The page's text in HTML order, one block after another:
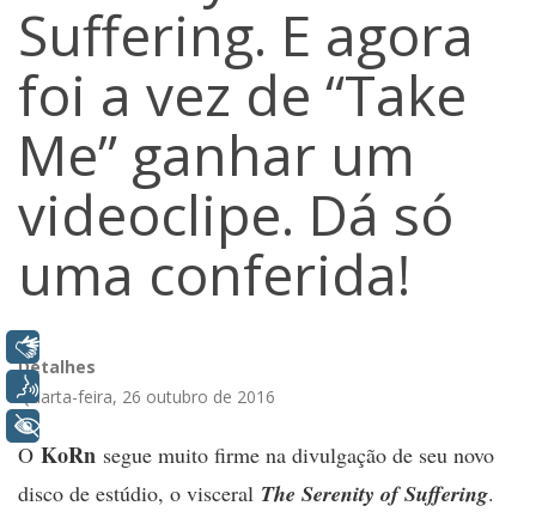
Suffering. E agora
foi a vez de “Take
Me” ganhar um
videoclipe. Dá só
uma conferida!
Detalhes
Quarta-feira, 26 outubro de 2016
O KoRn segue muito firme na divulgação de seu novo
disco de estúdio, o visceral The Serenity of Suffering.
Voz